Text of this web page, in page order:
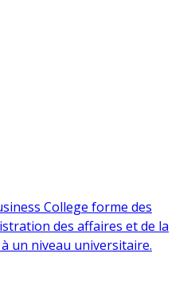
College forme des
des affaires et de la
un niveau universitaire.